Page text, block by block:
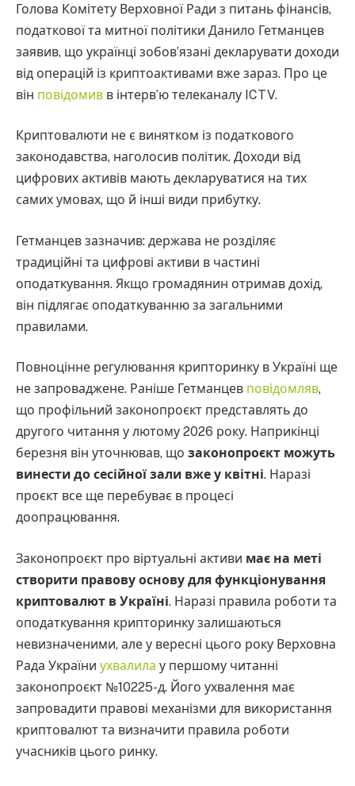
Голова Комітету Верховної Ради з питань фінансів,
податкової та митної політики Данило Гетманцев
заявив, що українці зобов’язані декларувати доходи
від операцій із криптоактивами вже зараз. Про це
він повідомив в інтерв’ю телеканалу ICTV.
Криптовалюти не є винятком із податкового
законодавства, наголосив політик. Доходи від
цифрових активів мають декларуватися на тих
самих умовах, що й інші види прибутку.
Гетманцев зазначив: держава не розділяє
традиційні та цифрові активи в частині
оподаткування. Якщо громадянин отримав дохід,
він підлягає оподаткуванню за загальними
правилами.
Повноцінне регулювання крипторинку в Україні ще
не запроваджене. Раніше Гетманцев повідомляв,
що профільний законопроєкт представлять до
другого читання у лютому 2026 року. Наприкінці
березня він уточнював, що законопроєкт можуть
винести до сесійної зали вже у квітні. Наразі
проєкт все ще перебуває в процесі
доопрацювання.
Законопроєкт про віртуальні активи має на меті
створити правову основу для функціонування
криптовалют в Україні. Наразі правила роботи та
оподаткування крипторинку залишаються
невизначеними, але у вересні цього року Верховна
Рада України ухвалила у першому читанні
законопроєкт №10225-д. Його ухвалення має
запровадити правові механізми для використання
криптовалют та визначити правила роботи
учасників цього ринку.